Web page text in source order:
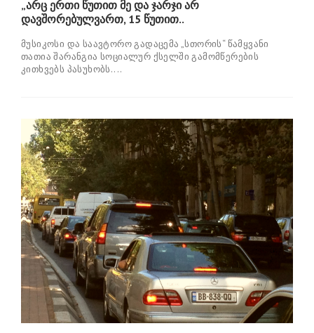
„არც ერთი წუთით მე და ჯარჯი არ
დავშორებულვართ, 15 წუთით..
მუსიკოსი და საავტორო გადაცემა „სთორის“ წამყვანი
თათია შარანგია სოციალურ ქსელში გამომწერების
კითხვებს პასუხობს....